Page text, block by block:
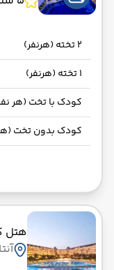
2 تخته (هرنفر)
1 تخته (هرنفر)
کودک با تخت (هر
کودک بدون تخت
هتل